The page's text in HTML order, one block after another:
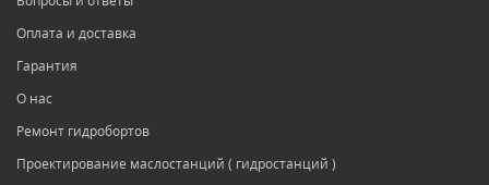
Оплата и доставка
Гарантия
О нас
Ремонт гидробортов
Проектирование маслостанций ( гидростанций )